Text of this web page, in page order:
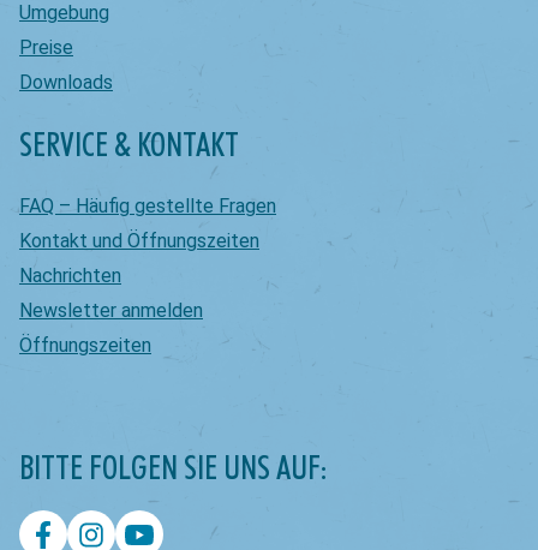
Umgebung
Preise
Downloads
SERVICE & KONTAKT
FAQ – Häufig gestellte Fragen
Kontakt und Öffnungszeiten
Nachrichten
Newsletter anmelden
Öffnungszeiten
BITTE FOLGEN SIE UNS AUF: